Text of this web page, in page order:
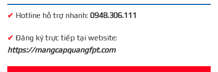
✔ Hotline hỗ trợ nhanh: 0948.306.111
✔ Đăng ký trực tiếp tại website:
https://mangcapquangfpt.com